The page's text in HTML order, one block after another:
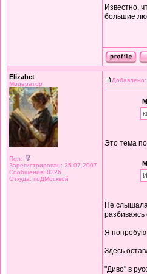
Известно,
большие
Elizabet
Модератор
Пол:
Зарегистрирован: 25.07.2007
Сообщения: 8326
Откуда: поДМосквой
Это тема
Не слышала
Я попробую
Здесь
"Диво" в